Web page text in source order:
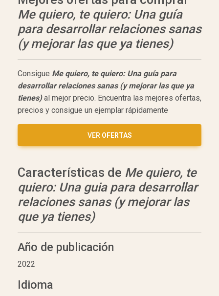
Me quiero, te quiero: Una guía
para desarrollar relaciones sanas
(y mejorar las que ya tienes)
Consigue Me quiero, te quiero: Una guía para
desarrollar relaciones sanas (y mejorar las que ya
tienes)al mejor precio. Encuentra las mejores ofertas,
precios y consigue un ejemplar rápidamente
VER OFERTAS
Características de Me quiero, te
quiero: Una guia para desarrollar
relaciones sanas (y mejorar las
que ya tienes)
Año de publicación
2022
Idioma